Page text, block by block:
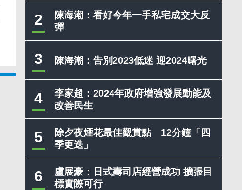
2
陳海潮：看好今年一手私宅成交大反
彈
3 陳海潮：告別2023低迷 迎2024曙光
4
李家超：2024年政府增強發展動能及
改善民生
5
除夕夜煙花最佳觀賞點 12分鐘「四
季更迭」
6
盧展豪：日式壽司店經營成功 擴張目
標實際可行